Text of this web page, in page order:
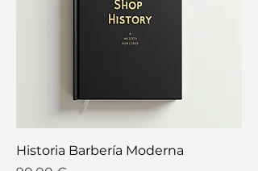
Historia Barbería Moderna